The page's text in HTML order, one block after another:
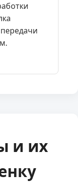
и их